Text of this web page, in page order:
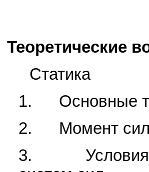
Теоретические
Статика
1. Основные
2. Момент
3. Условия и